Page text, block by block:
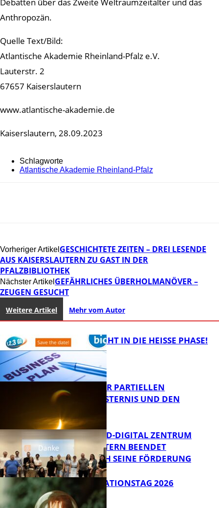
Anthropozän.
Quelle Text/Bild:
Atlantische Akademie Rheinland-Pfalz e.V.
Lauterstr. 2
67657 Kaiserslautern
www.atlantische-akademie.de
Kaiserslautern, 28.09.2023
Schlagworte
Atlantische Akademie Rheinland-Pfalz
Vorheriger Artikel GESCHICHTETE ZEITEN – DREI LESENDE
AUS KAISERSLAUTERN ZU GAST IN DER
PFALZBIBLIOTHEK
Nächster Artikel GEFÄHRLICHES ÜBERHOLMANÖVER –
ZEUGEN GESUCHT
Weitere Artikel Mehr vom Autor
1,2,3 GO® GEHT IN DIE HEISSE PHASE!
Bildung
VORTRAG ZUR PARTIELLEN
SONNENFINSTERNIS UND DEN
PERSEIDEN
MITTELSTAND-DIGITAL ZENTRUM
KAISERSLAUTERN BEENDET
ERFOLGREICH SEINE FÖRDERUNG
SIAK-INNOVATIONSTAG 2026